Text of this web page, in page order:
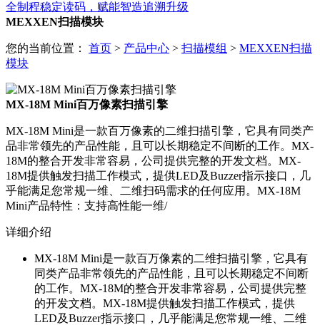
全制程稳定读码，赋能智造追溯升级
MEXXEN扫描模块
您的当前位置： 首页 > 产品中心 > 扫描模组 > MEXXEN扫描
模块
MX-18M Mini百万像素扫描引擎
MX-18M Mini是一款百万像素的二维扫描引擎，它具有同类产
品非常领先的产品性能，且可以长期稳定不间断的工作。MX-
18M的整合开发非常容易，公司提供完整的开发文档。MX-
18M提供触发扫描工作模式，提供LED及Buzzer指示接口，几
乎能满足您常规一维、二维扫码需求的任何应用。MX-18M
Mini产品特性：支持高性能一维/
详细介绍
MX-18M Mini是一款百万像素的二维扫描引擎，它具有
同类产品非常领先的产品性能，且可以长期稳定不间断
的工作。MX-18M的整合开发非常容易，公司提供完整
的开发文档。MX-18M提供触发扫描工作模式，提供
LED及Buzzer指示接口，几乎能满足您常规一维、二维